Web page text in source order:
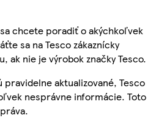
chcete poradiť o akýchkoľvek
sa na Tesco zákaznícky
ak nie je výrobok značky Tesco.
aktualizované, Tesco
nesprávne informácie. Toto